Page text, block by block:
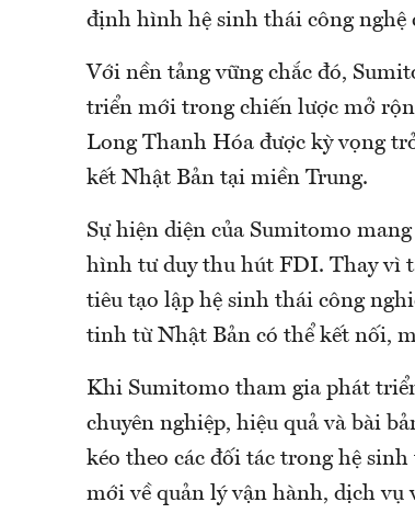
định hình hệ sinh thái công nghệ
Với nền tảng vững chắc đó,
triển mới trong chiến lược mở
Long Thanh Hóa được kỳ vọng
kết Nhật Bản tại miền Trung.
Sự hiện diện của Sumitomo
hình tư duy thu hút FDI. Thay vì
tiêu tạo lập hệ sinh thái công
tinh từ Nhật Bản có thể kết nối,
Khi Sumitomo tham gia phát
chuyên nghiệp, hiệu quả và bài
kéo theo các đối tác trong hệ
mới về quản lý vận hành, dịch vụ